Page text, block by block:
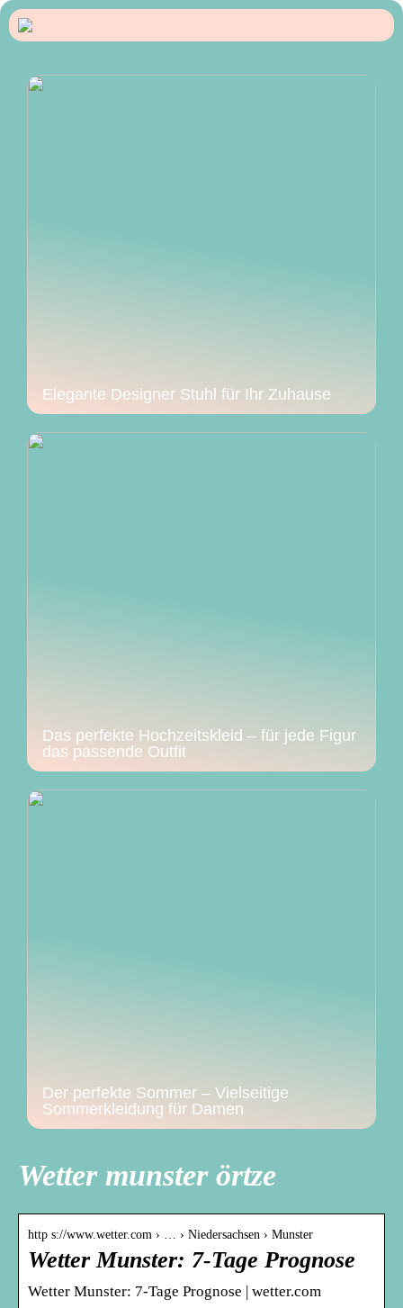
Elegante Designer Stuhl für Ihr Zuhause
Das perfekte Hochzeitskleid – für jede Figur
das passende Outfit
Der perfekte Sommer – Vielseitige
Sommerkleidung für Damen
Wetter munster örtze
http s://www.wetter.com › … › Niedersachsen › Munster
Wetter Munster: 7-Tage Prognose
Wetter Munster: 7-Tage Prognose | wetter.com